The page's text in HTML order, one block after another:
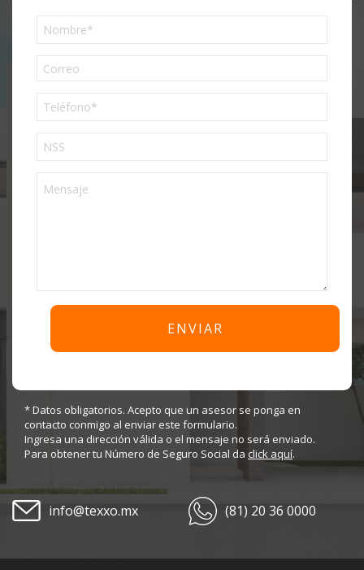
Phone
* Datos obligatorios. Acepto que un asesor se ponga en
contacto conmigo al enviar este formulario.
Ingresa una dirección válida o el mensaje no será enviado.
Para obtener tu Número de Seguro Social da click aquí.
info@texxo.mx (81) 20 36 0000